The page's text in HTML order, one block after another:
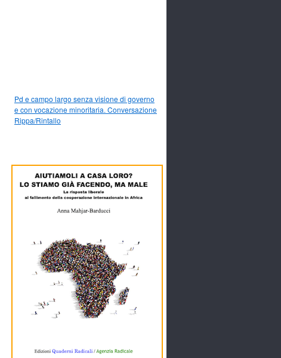
Pd e campo largo senza visione di governo
e con vocazione minoritaria. Conversazione
Rippa/Rintallo